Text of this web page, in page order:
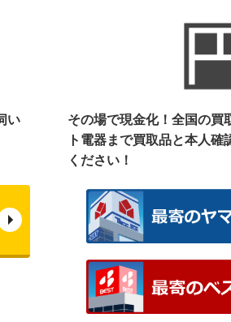
い
その場で現金化！全国の買
ト電器まで買取品と本人確
ください！